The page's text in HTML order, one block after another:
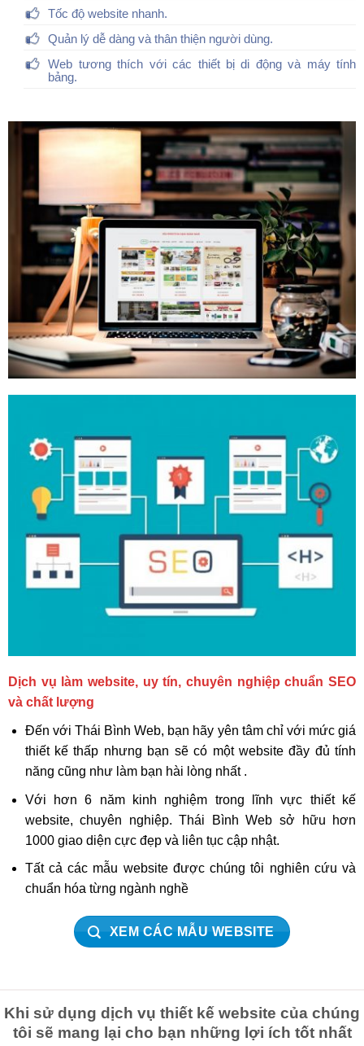
Tốc độ website nhanh.
Quản lý dễ dàng và thân thiện người dùng.
Web tương thích với các thiết bị di động và máy tính
bảng.
Dịch vụ làm website, uy tín, chuyên nghiệp chuẩn SEO
và chất lượng
Đến với Thái Bình Web, bạn hãy yên tâm chỉ với mức giá
thiết kế thấp nhưng bạn sẽ có một website đầy đủ tính
năng cũng như làm bạn hài lòng nhất .
Với hơn 6 năm kinh nghiệm trong lĩnh vực thiết kế
website, chuyên nghiệp. Thái Bình Web sở hữu hơn
1000 giao diện cực đẹp và liên tục cập nhật.
Tất cả các mẫu website được chúng tôi nghiên cứu và
chuẩn hóa từng ngành nghề
XEM CÁC MẪU WEBSITE
Khi sử dụng dịch vụ thiết kế website của chúng
tôi sẽ mang lại cho bạn những lợi ích tốt nhất